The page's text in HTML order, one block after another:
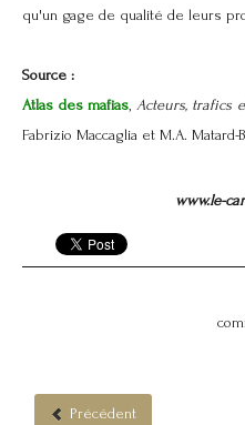
qu'un gage de qualité de leurs
Source :
Atlas des mafias, Acteurs, trafics
Fabrizio Maccaglia et M.A. Matard-
www.le-
Précédent